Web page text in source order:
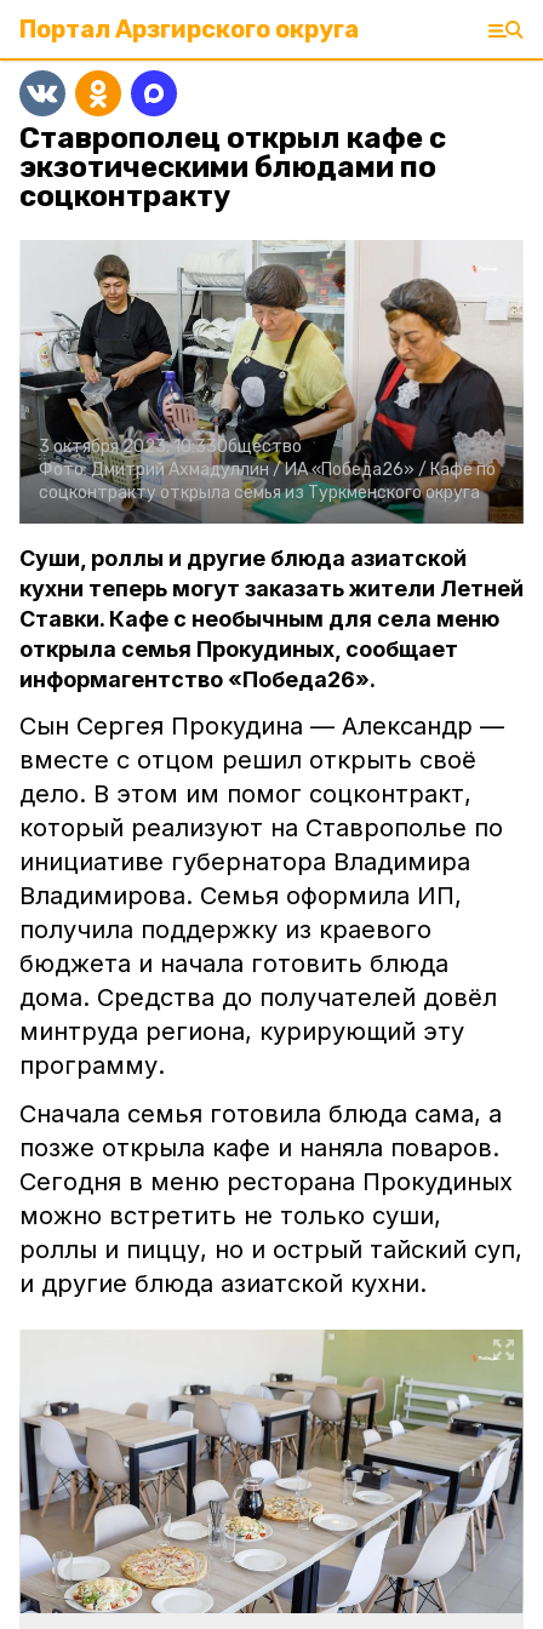
Портал Арзгирского округа
Ставрополец открыл кафе с
экзотическими блюдами по
соцконтракту
3 октября 2023, 10:33Общество
Фото:Дмитрий Ахмадуллин /ИА «Победа26» / Кафе по
соцконтракту открыла семья из Туркменского округа
Суши, роллы и другие блюда азиатской
кухни теперь могут заказать жители Летней
Ставки. Кафе с необычным для села меню
открыла семья Прокудиных, сообщает
информагентство «Победа26».
Сын Сергея Прокудина — Александр —
вместе с отцом решил открыть своё
дело. В этом им помог соцконтракт,
который реализуют на Ставрополье по
инициативе губернатора Владимира
Владимирова. Семья оформила ИП,
получила поддержку из краевого
бюджета и начала готовить блюда
дома. Средства до получателей довёл
минтруда региона, курирующий эту
программу.
Сначала семья готовила блюда сама, а
позже открыла кафе и наняла поваров.
Сегодня в меню ресторана Прокудиных
можно встретить не только суши,
роллы и пиццу, но и острый тайский суп,
и другие блюда азиатской кухни.